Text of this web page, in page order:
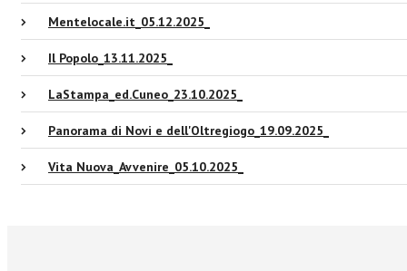
Mentelocale.it_05.12.2025_
Il Popolo_13.11.2025_
LaStampa_ed.Cuneo_23.10.2025_
Panorama di Novi e dell'Oltregiogo_19.09.2025_
Vita Nuova_Avvenire_05.10.2025_